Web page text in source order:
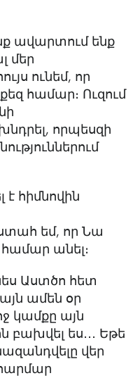
ավարտում ենք
մեր
ունեմ, որ
համար։ Ուզում
որպեսզի
հիմնովին
եմ, որ Նա
անել։
Աստծո հետ
ամեն օր
կամքը այն
ես․․․ Եթե
վեր